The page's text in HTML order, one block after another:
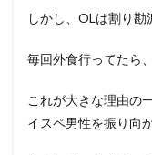
しかし、OLは割り勘
毎回外食行ってたら
これが大きな理由の
イスペ男性を振り向